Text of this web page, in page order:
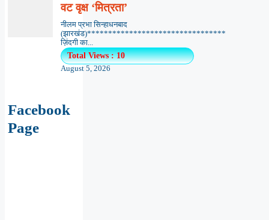
वट वृक्ष ‘मित्रता’
नीलम प्रभा सिन्हाधनबाद
(झारखंड)*********************************
ज़िंदगी का...
Total Views : 10
August 5, 2026
Facebook
Page